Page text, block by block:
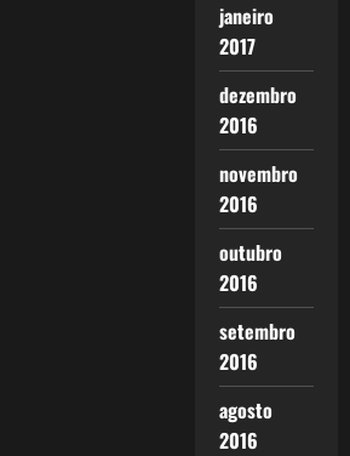
janeiro
2017
dezembro
2016
novembro
2016
outubro
2016
setembro
2016
agosto
2016